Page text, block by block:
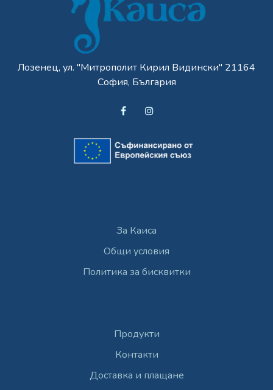
За Каиса
Общи условия
Политика за бисквитки
Продукти
Контакти
Доставка и плащане
Лозенец, ул. "Митрополит Кирил Видински" 21164
София, България